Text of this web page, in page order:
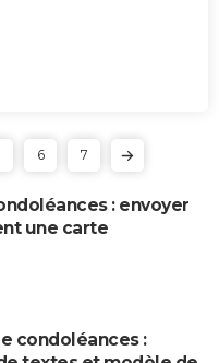
6 7
: envoyer
une carte
condoléances :